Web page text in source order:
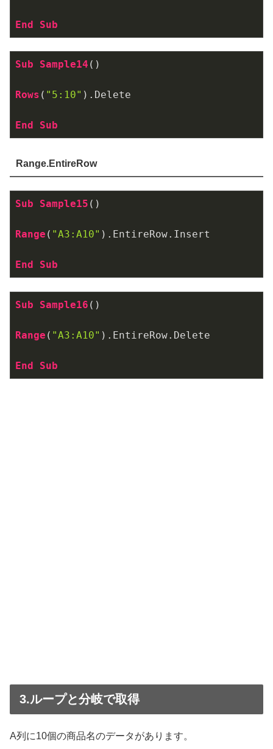
End Sub
Sub Sample14 ()
Rows ( "5:10" ) .Delete
End Sub
Range.EntireRow
Sub Sample15 ()
Range ( "A3:A10" ) .EntireRow.Insert
End Sub
Sub Sample16 ()
Range ( "A3:A10" ) .EntireRow.Delete
End Sub
3.ループと分岐で取得
A列に10個の商品名のデータがあります。